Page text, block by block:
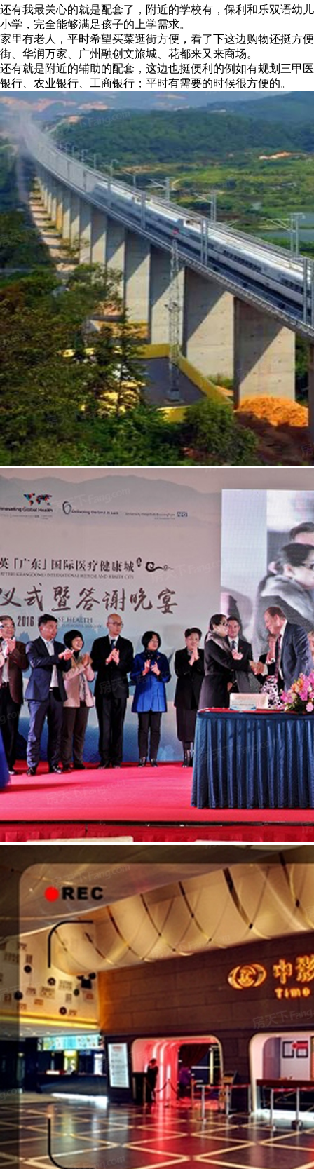
还有我最关心的就是配套了，附近的学校有，保利和乐双语幼
小学，完全能够满足孩子的上学需求。
家里有老人，平时希望买菜逛街方便，看了下这边购物还挺方
街、华润万家、广州融创文旅城、花都来又来商场。
还有就是附近的辅助的配套，这边也挺便利的例如有规划三甲
银行、农业银行、工商银行；平时有需要的时候很方便的。